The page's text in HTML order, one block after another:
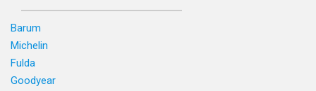
Barum
Michelin
Fulda
Goodyear